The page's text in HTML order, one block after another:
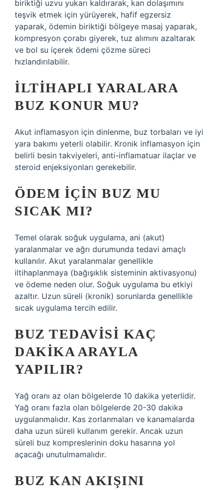
biriktiği uzvu yukarı kaldırarak, kan dolaşımını
teşvik etmek için yürüyerek, hafif egzersiz
yaparak, ödemin biriktiği bölgeye masaj yaparak,
kompresyon çorabı giyerek, tuz alımını azaltarak
ve bol su içerek ödemi çözme süreci
hızlandırılabilir.
İLTIHAPLI YARALARA
BUZ KONUR MU?
Akut inflamasyon için dinlenme, buz torbaları ve iyi
yara bakımı yeterli olabilir. Kronik inflamasyon için
belirli besin takviyeleri, anti-inflamatuar ilaçlar ve
steroid enjeksiyonları gerekebilir.
ÖDEM IÇIN BUZ MU
SICAK MI?
Temel olarak soğuk uygulama, ani (akut)
yaralanmalar ve ağrı durumunda tedavi amaçlı
kullanılır. Akut yaralanmalar genellikle
iltihaplanmaya (bağışıklık sisteminin aktivasyonu)
ve ödeme neden olur. Soğuk uygulama bu etkiyi
azaltır. Uzun süreli (kronik) sorunlarda genellikle
sıcak uygulama tercih edilir.
BUZ TEDAVISI KAÇ
DAKIKA ARAYLA
YAPILIR?
Yağ oranı az olan bölgelerde 10 dakika yeterlidir.
Yağ oranı fazla olan bölgelerde 20-30 dakika
uygulanmalıdır. Kas zorlanmaları ve kanamalarda
daha uzun süreli kullanım gerekir. Ancak uzun
süreli buz kompreslerinin doku hasarına yol
açacağı unutulmamalıdır.
BUZ KAN AKIŞINI